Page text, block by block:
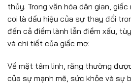
thủy. Trong văn hóa dân gian,
coi là dấu hiệu của sự thay đổi
đến cả điềm lành lẫn điềm xấu,
và chi tiết của giấc mơ.
Về mặt tâm linh, răng thường
của sự mạnh mẽ, sức khỏe và sự